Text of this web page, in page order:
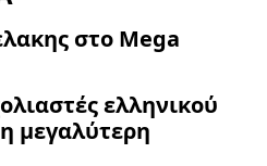
στο Mega
ελληνικού
μεγαλύτερη